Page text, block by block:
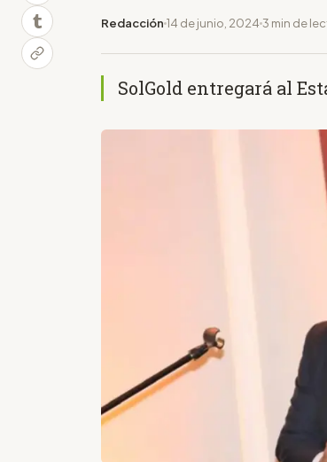
Redacción 14 de junio, 2024 3 min de
SolGold entregará al